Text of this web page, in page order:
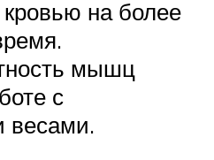
на более
мышц
с
весами.